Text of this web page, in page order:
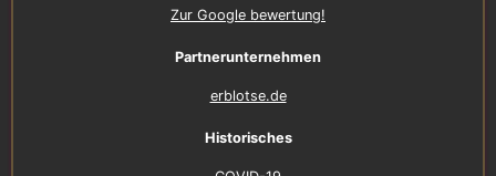
Zur Google bewertung!
Partnerunternehmen
erblotse.de
Historisches